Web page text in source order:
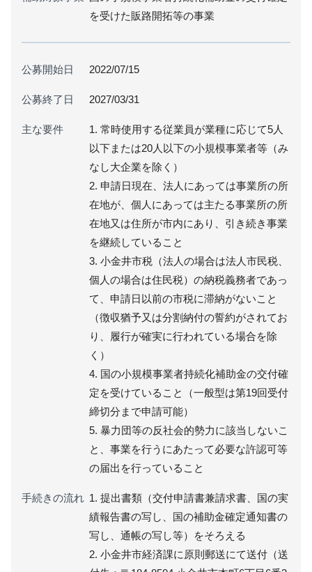
を受けた販路開拓等の事業
公募開始日 2022/07/15
公募終了日 2027/03/31
主な要件
1. 常時使用する従業員が業種に応じて5人
以下または20人以下の小規模事業者等（み
なし大企業を除く）
2. 申請日現在、法人にあっては事業所の所
在地が、個人にあっては主たる事業所の所
在地又は住所が市内にあり、引き続き事業
を継続していること
3. 小金井市税（法人の場合は法人市民税、
個人の場合は住民税）の納税義務者であっ
て、申請日以前の市税に滞納がないこと
（徴収猶予又は分割納付の誓約がされてお
り、履行が確実に行われている場合を除
く）
4. 国の小規模事業者持続化補助金の交付確
定を受けていること（一般型は第19回受付
締切分まで申請可能）
5. 暴力団等の反社会的勢力に該当しないこ
と、事業を行うにあたって必要な許認可等
の届出を行っていること
手続きの流れ 1. 提出書類（交付申請書兼請求書、国の実
績報告書の写し、国の補助金確定通知書の
写し、通帳の写し等）をそろえる
2. 小金井市経済課に原則郵送にて送付（送